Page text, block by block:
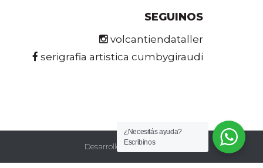
SEGUINOS
volcantiendataller
serigrafia artistica cumbygiraudi
Desarrollo web:Marina Quaranta
¿Necesitás ayuda?
Escribínos